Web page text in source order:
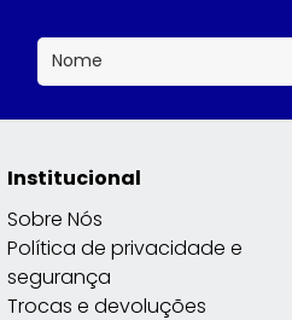
Institucional
Sobre Nós
Política de privacidade e
segurança
Trocas e devoluções